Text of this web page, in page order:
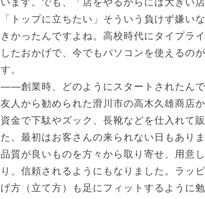
います。でも、「店をやるからには大きい店
「トップに立ちたい」そういう負けず嫌い
きかったんですよね。高校時代にタイプラ
したおかげで、今でもパソコンを使えるの
す。
――創業時、どのようにスタートされたんで
友人から勧められた滑川市の高木久雄商店
資金で下駄やズック、長靴などを仕入れて
た。最初はお客さんの来られない日もあり
品質が良いものを方々から取り寄せ、用意
り、信頼されるようにもなりました。ラッ
げ方（立て方）も足にフィットするように